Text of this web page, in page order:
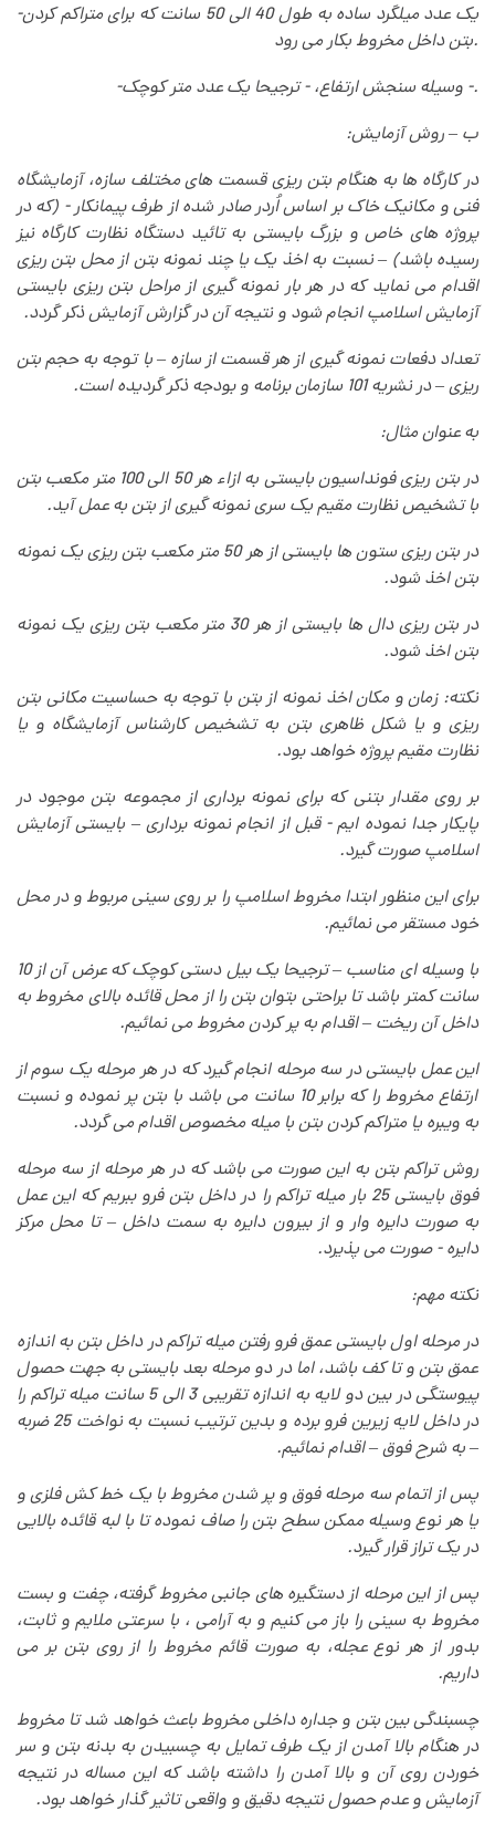
-یک عدد میلگرد ساده به طول 40 الی 50 سانت که برای متراکم کردن
بتن داخل مخروط بکار می رود.
-وسیله سنجش ارتفاع، - ترجیحا یک عدد متر کوچک -.
ب – روش آزمایش:
در کارگاه ها به هنگام بتن ریزی قسمت های مختلف سازه، آزمایشگاه
فنی و مکانیک خاک بر اساس اُردر صادر شده از طرف پیمانکار - (که در
پروژه های خاص و بزرگ بایستی به تائید دستگاه نظارت کارگاه نیز
رسیده باشد) – نسبت به اخذ یک یا چند نمونه بتن از محل بتن ریزی
اقدام می نماید که در هر بار نمونه گیری از مراحل بتن ریزی بایستی
آزمایش اسلامپ انجام شود و نتیجه آن در گزارش آزمایش ذکر گردد.
تعداد دفعات نمونه گیری از هر قسمت از سازه – با توجه به حجم بتن
ریزی – در نشریه 101 سازمان برنامه و بودجه ذکر گردیده است
.
به عنوان مثال:
در بتن ریزی فونداسیون بایستی به ازاء هر 50 الی 100 متر مکعب بتن
با تشخیص نظارت مقیم یک سری نمونه گیری از بتن به عمل آید.
در بتن ریزی ستون ها بایستی از هر 50 متر مکعب بتن ریزی یک نمونه
بتن اخذ شود.
در بتن ریزی دال ها بایستی از هر 30 متر مکعب بتن ریزی یک نمونه
بتن اخذ شود.
نکته: زمان و مکان اخذ نمونه از بتن با توجه به حساسیت مکانی بتن
ریزی و یا شکل ظاهری بتن به تشخیص کارشناس آزمایشگاه و یا
نظارت مقیم پروژه خواهد بود.
بر روی مقدار بتنی که برای نمونه برداری از مجموعه بتن موجود در
پایکار جدا نموده ایم - قبل از انجام نمونه برداری – بایستی آزمایش
اسلامپ صورت گیرد.
برای این منظور ابتدا مخروط اسلامپ را بر روی سینی مربوط و در محل
خود مستقر می نمائیم.
با وسیله ای مناسب – ترجیحا یک بیل دستی کوچک که عرض آن از 10
سانت کمتر باشد تا براحتی بتوان بتن را از محل قائده بالای مخروط به
داخل آن ریخت – اقدام به پر کردن مخروط می نمائیم.
این عمل بایستی در سه مرحله انجام گیرد که در هر مرحله یک سوم از
ارتفاع مخروط را که برابر 10 سانت می باشد با بتن پر نموده و نسبت
به ویبره یا متراکم کردن بتن با میله مخصوص اقدام می گردد.
روش تراکم بتن به این صورت می باشد که در هر مرحله از سه مرحله
فوق بایستی 25 بار میله تراکم را در داخل بتن فرو ببریم که این عمل
به صورت دایره وار و از بیرون دایره به سمت داخل – تا محل مرکز
دایره - صورت می پذیرد.
نکته مهم:
در مرحله اول بایستی عمق فرو رفتن میله تراکم در داخل بتن به اندازه
عمق بتن و تا کف باشد، اما در دو مرحله بعد بایستی به جهت حصول
پیوستگی در بین دو لایه به اندازه تقریبی 3 الی 5 سانت میله تراکم را
در داخل لایه زیرین فرو برده و بدین ترتیب نسبت به نواخت 25 ضربه
– به شرح فوق – اقدام نمائیم.
پس از اتمام سه مرحله فوق و پر شدن مخروط با یک خط کش فلزی و
یا هر نوع وسیله ممکن سطح بتن را صاف نموده تا با لبه قائده بالایی
در یک تراز قرار گیرد.
پس از این مرحله از دستگیره های جانبی مخروط گرفته، چفت و بست
مخروط به سینی را باز می کنیم و به آرامی ، با سرعتی ملایم و ثابت،
بدور از هر نوع عجله، به صورت قائم مخروط را از روی بتن بر می
داریم.
چسبندگی بین بتن و جداره داخلی مخروط باعث خواهد شد تا مخروط
در هنگام بالا آمدن از یک طرف تمایل به چسبیدن به بدنه بتن و سر
خوردن روی آن و بالا آمدن را داشته باشد که این مساله در نتیجه
آزمایش و عدم حصول نتیجه دقیق و واقعی تاثیر گذار خواهد بود.